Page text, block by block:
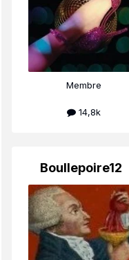
Membre
14,8k
Boullepoire12